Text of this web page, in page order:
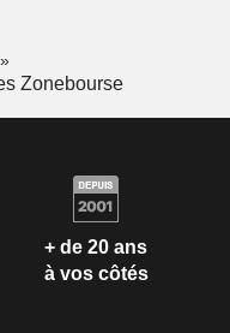
Zonebourse
+ de 20 ans
à vos côtés